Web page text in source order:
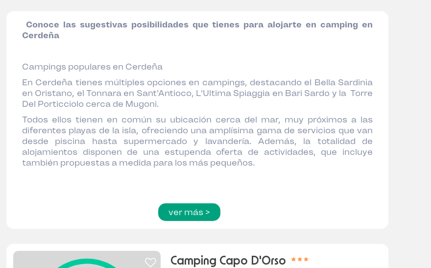
Conoce las sugestivas posibilidades que tienes para alojarte en camping en
Cerdeña
Campings populares en Cerdeña
En Cerdeña tienes múltiples opciones en campings, destacando el Bella Sardinia
en Oristano, el Tonnara en Sant'Antioco, L'Ultima Spiaggia en Bari Sardo y la Torre
Del Porticciolo cerca de Mugoni.
Todos ellos tienen en común su ubicación cerca del mar, muy próximos a las
diferentes playas de la isla, ofreciendo una amplísima gama de servicios que van
desde piscina hasta supermercado y lavandería. Además, la totalidad de
alojamientos disponen de una estupenda oferta de actividades, que incluye
también propuestas a medida para los más pequeños.
ver más >
Camping Capo D'Orso